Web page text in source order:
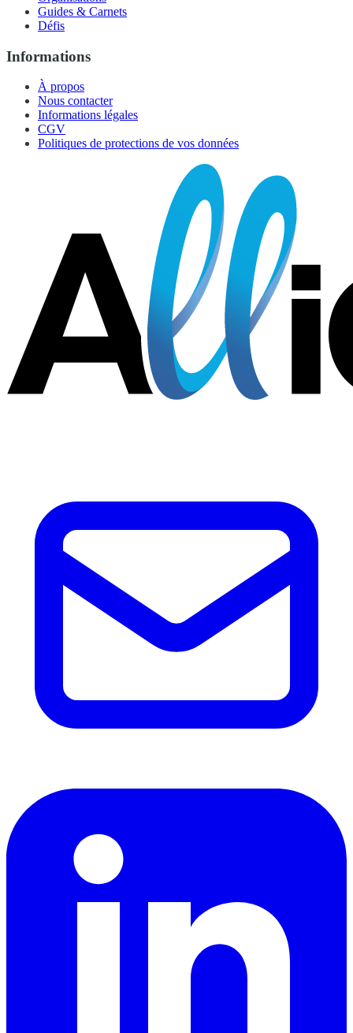
Guides & Carnets
Défis
Informations
À propos
Nous contacter
Informations légales
CGV
Politiques de protections de vos données